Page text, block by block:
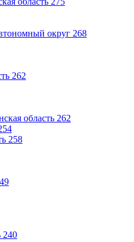
округ 268
262
область 262
258
240